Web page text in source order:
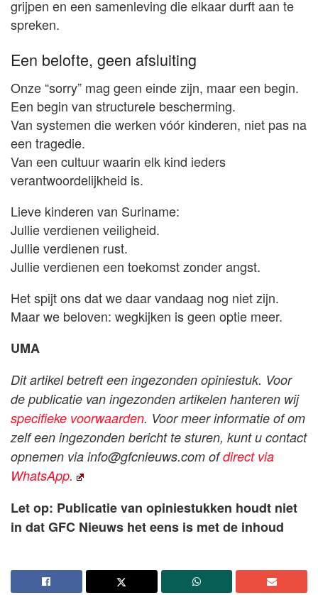
grijpen en een samenleving die elkaar durft aan te
spreken.
Een belofte, geen afsluiting
Onze “sorry” mag geen einde zijn, maar een begin.
Een begin van structurele bescherming.
Van systemen die werken vóór kinderen, niet pas na
een tragedie.
Van een cultuur waarin elk kind ieders
verantwoordelijkheid is.
Lieve kinderen van Suriname:
Jullie verdienen veiligheid.
Jullie verdienen rust.
Jullie verdienen een toekomst zonder angst.
Het spijt ons dat we daar vandaag nog niet zijn.
Maar we beloven: wegkijken is geen optie meer.
UMA
Dit artikel betreft een ingezonden opiniestuk. Voor
de publicatie van ingezonden artikelen hanteren wij
specifieke voorwaarden. Voor meer informatie of om
zelf een ingezonden bericht te sturen, kunt u contact
opnemen via info@gfcnieuws.com ofdirect via
WhatsApp.
Let op: Publicatie van opiniestukken houdt niet
in dat GFC Nieuws het eens is met de inhoud